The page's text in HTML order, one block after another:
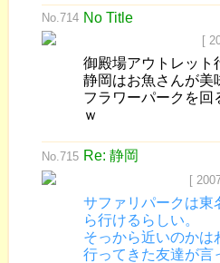
No.714 No Title
[
御殿場アウトレット
静岡はお魚さんが美
フラワーパークを回
ｗ
No.715 Re: 静岡
[
サファリパークは東
ら行けるらしい。
そっから近いのかは
行ってきた友達が言